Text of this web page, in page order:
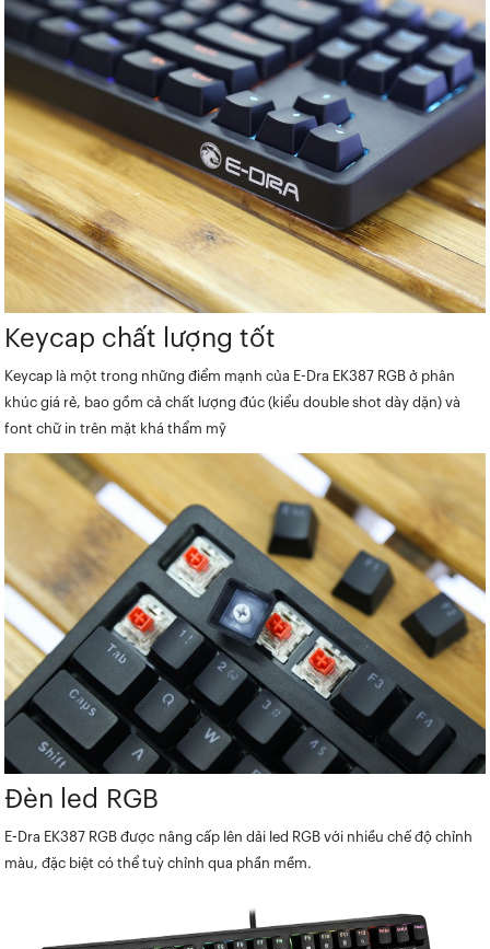
Keycap chất lượng tốt
Keycap là một trong những điểm mạnh của E-Dra EK387 RGB ở phân
khúc giá rẻ, bao gồm cả chất lượng đúc (kiểu double shot dày dặn) và
font chữ in trên mặt khá thẩm mỹ
Đèn led RGB
E-Dra EK387 RGB được nâng cấp lên dải led RGB với nhiều chế độ chỉnh
màu, đặc biệt có thể tuỳ chỉnh qua phần mềm.